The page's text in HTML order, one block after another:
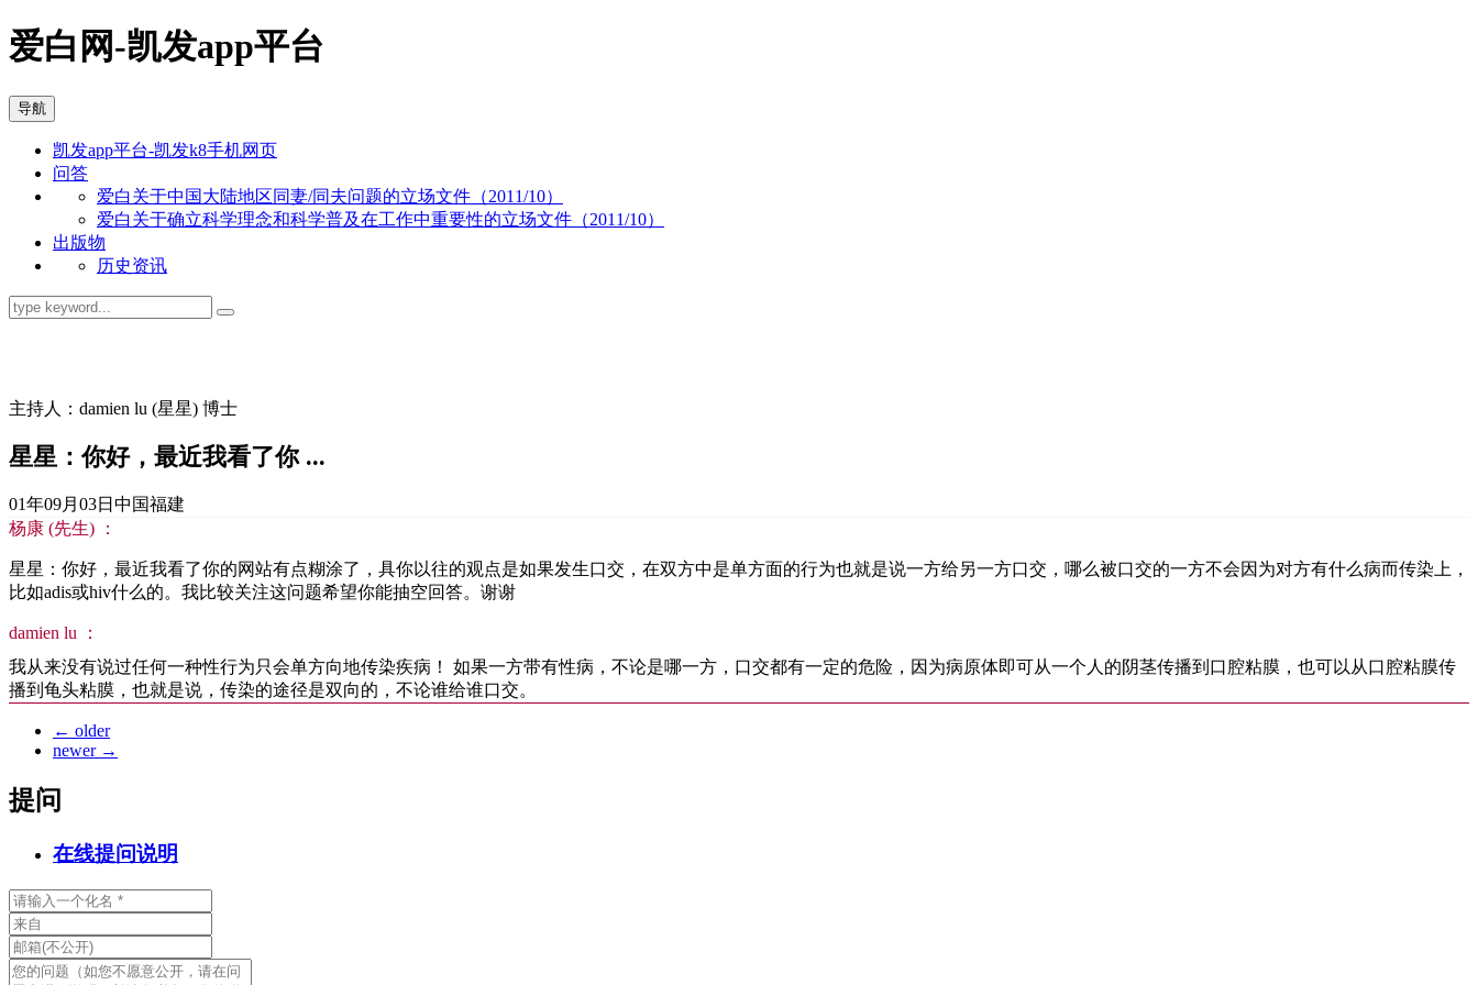
爱白网-凯发app平台
导航
凯发app平台-凯发k8手机网页
问答
爱白关于中国大陆地区同妻/同夫问题的立场文件（2011/10）
爱白关于确立科学理念和科学普及在工作中重要性的立场文件（2011/10）
出版物
历史资讯
主持人：damien lu (星星) 博士
星星：你好，最近我看了你 ...
01年09月03日 中国福建
杨康 (先生) ：
星星：你好，最近我看了你的网站有点糊涂了，具你以往的观点是如果发生口交，在双方中是单方面的行为也就是说一方给另一方口交，哪么被口交的一方不会因为对方有什么病而传染上，
比如adis或hiv什么的。我比较关注这问题希望你能抽空回答。谢谢
damien lu ：
我从来没有说过任何一种性行为只会单方向地传染疾病！ 如果一方带有性病，不论是哪一方，口交都有一定的危险，因为病原体即可从一个人的阴茎传播到口腔粘膜，也可以从口腔粘膜传
播到龟头粘膜，也就是说，传染的途径是双向的，不论谁给谁口交。
← older
newer →
提问
在线提问说明